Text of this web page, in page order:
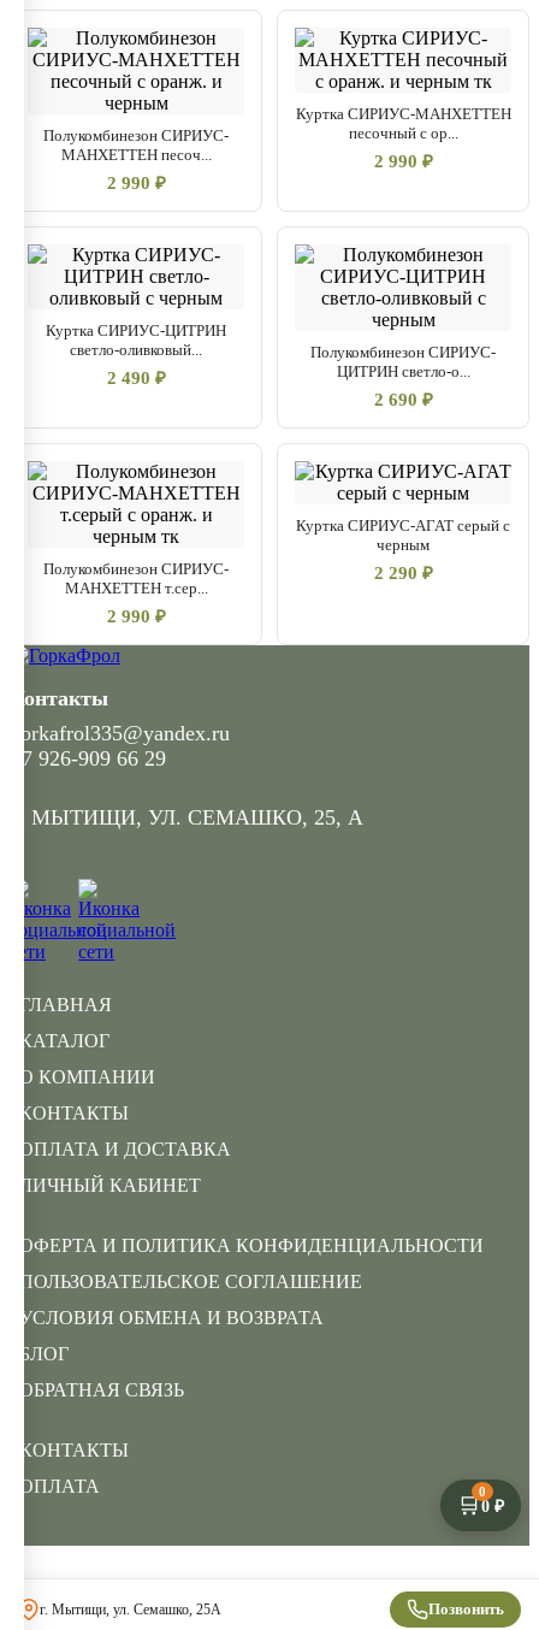
г. Мытищи, ул. Семашко, 25А Позвонить
Полукомбинезон СИРИУС-
МАНХЕТТЕН песоч...
2 990 ₽
Куртка СИРИУС-МАНХЕТТЕН
песочный с ор...
2 990 ₽
Куртка СИРИУС-ЦИТРИН
светло-оливковый...
2 490 ₽
Полукомбинезон СИРИУС-
ЦИТРИН светло-о...
2 690 ₽
Полукомбинезон СИРИУС-
МАНХЕТТЕН т.сер...
2 990 ₽
Куртка СИРИУС-АГАТ серый с
черным
2 290 ₽
ГЛАВНАЯ
КАТАЛОГ
О КОМПАНИИ
КОНТАКТЫ
ОПЛАТА И ДОСТАВКА
ЛИЧНЫЙ КАБИНЕТ
ОФЕРТА И ПОЛИТИКА КОНФИДЕНЦИАЛЬНОСТИ
ПОЛЬЗОВАТЕЛЬСКОЕ СОГЛАШЕНИЕ
УСЛОВИЯ ОБМЕНА И ВОЗВРАТА
БЛОГ
ОБРАТНАЯ СВЯЗЬ
КОНТАКТЫ
ОПЛАТА
Контакты
gorkafrol335@yandex.ru
+7 926-909 66 29
Г. МЫТИЩИ, УЛ. СЕМАШКО, 25, А
🛒0
0 ₽